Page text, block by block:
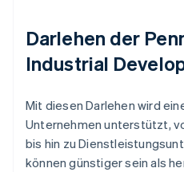
Darlehen der
Industrial
Mit diesen Darlehen wird
Unternehmen unterstützt,
bis hin zu
können günstiger sein als